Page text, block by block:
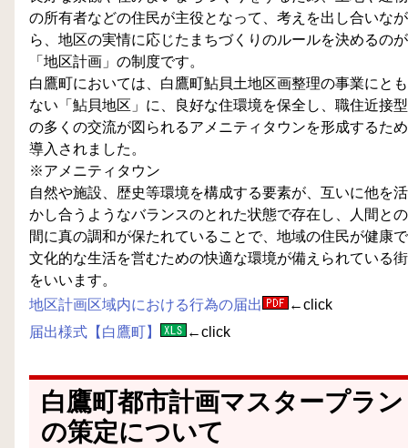
の所有者などの住民が主役となって、考えを出し合いなが
ら、地区の実情に応じたまちづくりのルールを決めるのが
「地区計画」の制度です。
白鷹町においては、白鷹町鮎貝土地区画整理の事業にとも
ない「鮎貝地区」に、良好な住環境を保全し、職住近接型
の多くの交流が図られるアメニティタウンを形成するため
導入されました。
※アメニティタウン
自然や施設、歴史等環境を構成する要素が、互いに他を活
かし合うようなバランスのとれた状態で存在し、人間との
間に真の調和が保たれていることで、地域の住民が健康で
文化的な生活を営むための快適な環境が備えられている街
をいいます。
地区計画区域内における行為の届出
←click
届出様式【白鷹町】
←click
白鷹町都市計画マスタープラン
の策定について